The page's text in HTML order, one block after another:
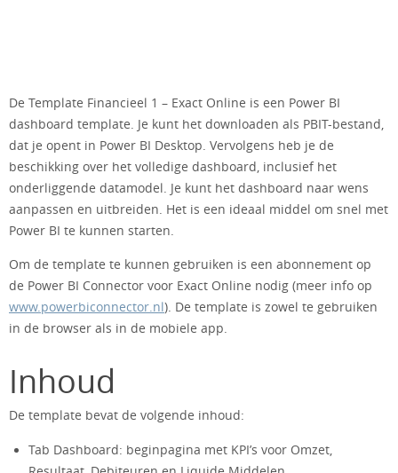
De Template Financieel 1 – Exact Online is een Power BI
dashboard template. Je kunt het downloaden als PBIT-bestand,
dat je opent in Power BI Desktop. Vervolgens heb je de
beschikking over het volledige dashboard, inclusief het
onderliggende datamodel. Je kunt het dashboard naar wens
aanpassen en uitbreiden. Het is een ideaal middel om snel met
Power BI te kunnen starten.
Om de template te kunnen gebruiken is een abonnement op
de Power BI Connector voor Exact Online nodig (meer info op
www.powerbiconnector.nl). De template is zowel te gebruiken
in de browser als in de mobiele app.
Inhoud
De template bevat de volgende inhoud:
Tab Dashboard: beginpagina met KPI’s voor Omzet,